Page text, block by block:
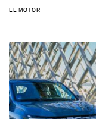
EL MOTOR